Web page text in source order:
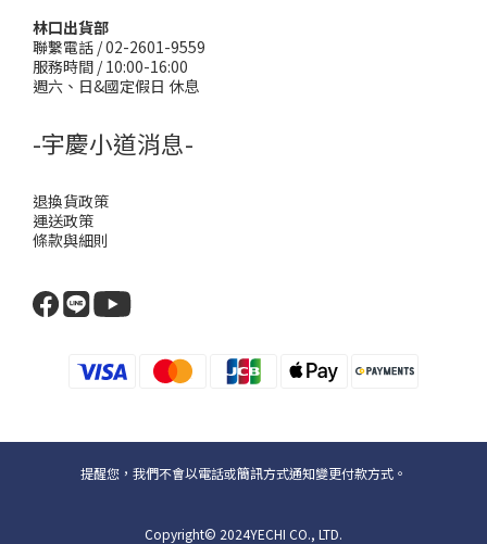
林口出貨部
聯繫電話 / 02-2601-9559
服務時間 / 10:00-16:00
週六、日&國定假日 休息
-宇慶小道消息-
退換貨政策
運送政策
條款與細則
提醒您，我們不會以電話或簡訊方式通知變更付款方式。
Copyright© 2024YECHI CO., LTD.